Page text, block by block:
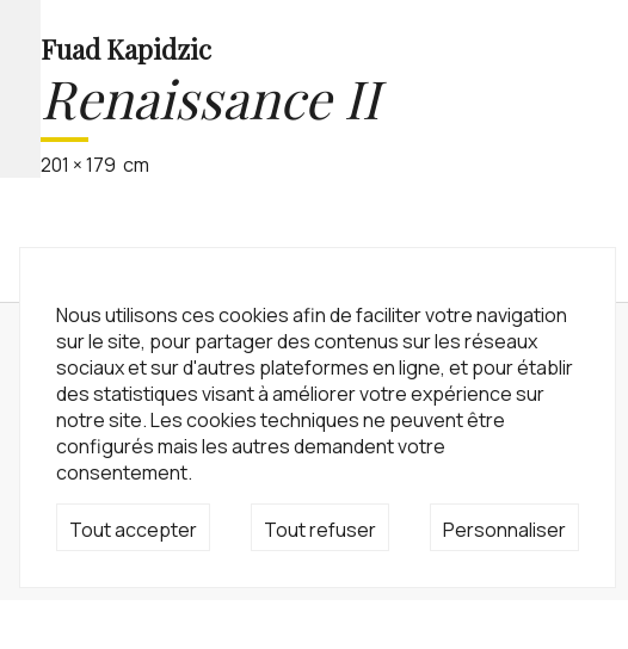
Nous utilisons ces cookies afin de faciliter votre navigation
sur le site, pour partager des contenus sur les réseaux
sociaux et sur d'autres plateformes en ligne, et pour établir
des statistiques visant à améliorer votre expérience sur
notre site. Les cookies techniques ne peuvent être
configurés mais les autres demandent votre
consentement.
Tout accepter Tout refuser Personnaliser
Fuad Kapidzic
Renaissance II
201 ×179 cm
Newsletter
Inscrivez-vous à notre newsletter !
S'inscrire
Réseaux sociaux